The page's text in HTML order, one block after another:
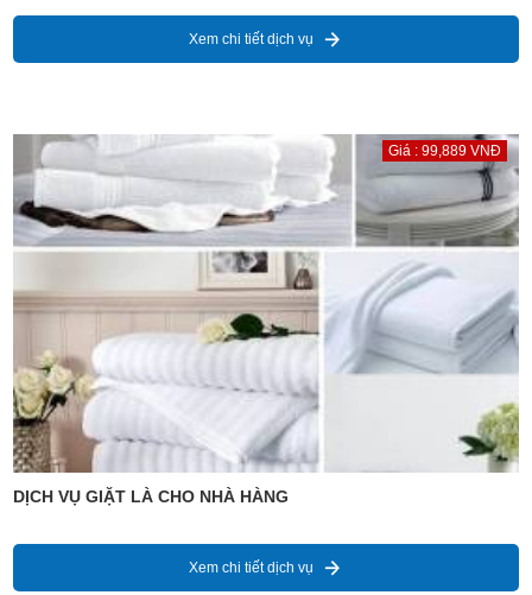
Xem chi tiết dịch vụ
Giá : 99,889 VNĐ
DỊCH VỤ GIẶT LÀ CHO NHÀ HÀNG
Xem chi tiết dịch vụ